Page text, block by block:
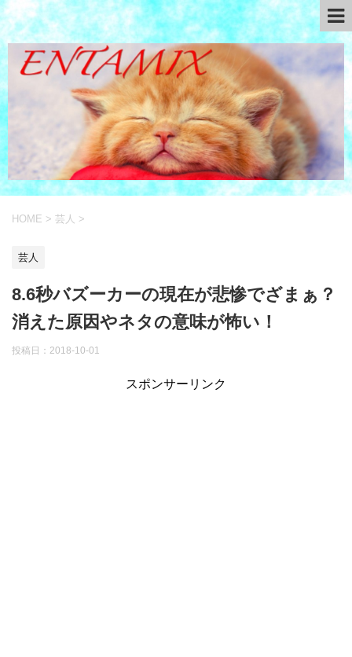
HOME > 芸人 >
芸人
8.6秒バズーカーの現在が悲惨でざまぁ？
消えた原因やネタの意味が怖い！
投稿日： 2018-10-01
スポンサーリンク